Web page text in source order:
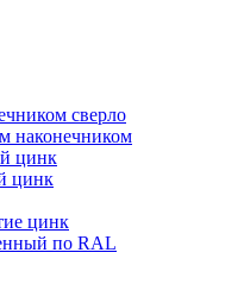
сверло
наконечником
цинк
цинк
цинк
по RAL